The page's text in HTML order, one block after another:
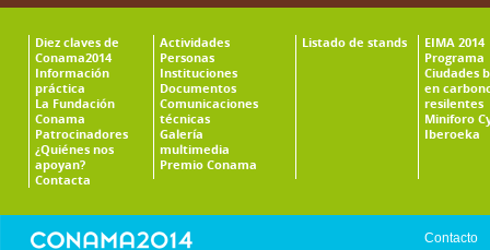
Diez claves de
Conama2014
Información
práctica
La Fundación
Conama
Patrocinadores
¿Quiénes nos
apoyan?
Contacta
Actividades
Personas
Instituciones
Documentos
Comunicaciones
técnicas
Galería
multimedia
Premio Conama
Listado de stands
EIMA 2014
Programa
Ciudades
en
resilentes
Miniforo
Iberoeka
Contacto